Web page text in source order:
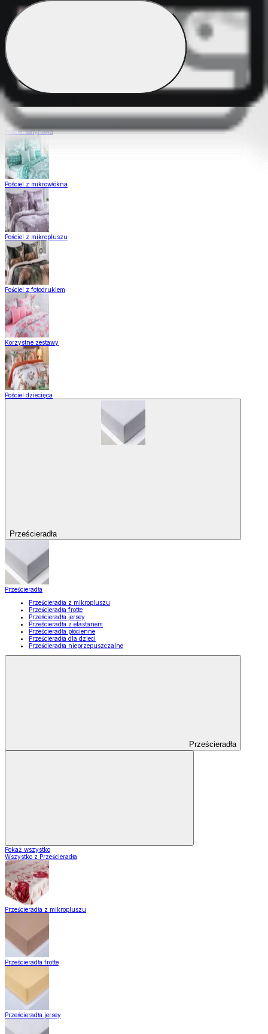
Pościel Dual Feel
Pościel z gładkiej bawełny
Pościel satynowa
Pościel z mikrowłókna
Pościel z mikropluszu
Pościel z fotodrukiem
Korzystne zestawy
Pościel dziecięca
Prześcieradła
Prześcieradła
Prześcieradła z mikropluszu
Prześcieradła frotte
Prześcieradła jersey
Prześcieradła z elastanem
Prześcieradła płócienne
Prześcieradła dla dzieci
Prześcieradła nieprzepuszczalne
Prześcieradła
Pokaż wszystko
Wszystko z Prześcieradła
Prześcieradła z mikropluszu
Prześcieradła frotte
Prześcieradła jersey